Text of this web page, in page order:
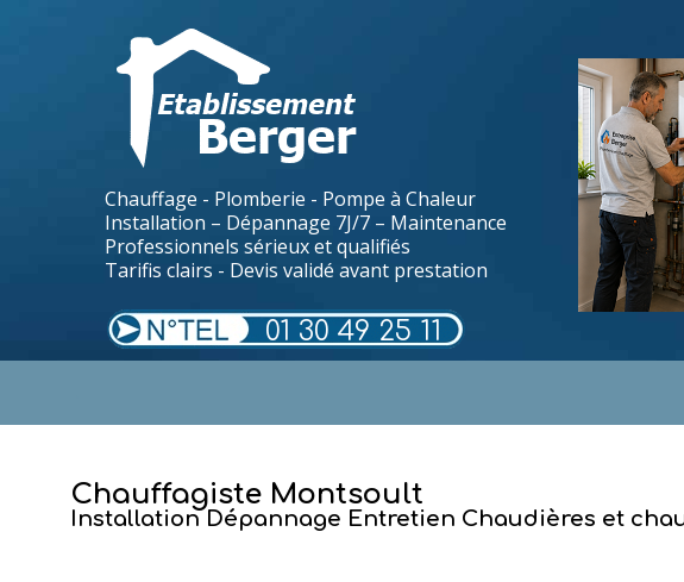
Chauffage - Plomberie - Pompe à Chaleur
Installation – Dépannage 7J/7 – Maintenance
Professionnels sérieux et qualifiés
Tarifis clairs - Devis validé avant prestation
01 30 49 25 11
Chauffagiste Montsoult
Installation Dépannage Entretien Chaudières et